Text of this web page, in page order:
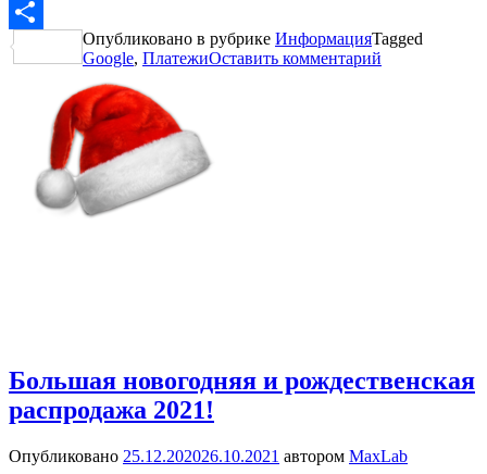
Evernote
Отправить
Опубликовано в рубрике ИнформацияTagged
Google, ПлатежиОставить комментарий
Большая новогодняя и рождественская
распродажа 2021!
Опубликовано 25.12.202026.10.2021 автором MaxLab